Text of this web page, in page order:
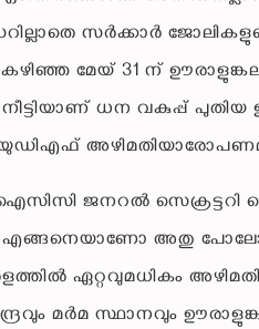
സർക്കാർ
മേയ് 31 ന്
ധന വകുപ്പ് പുതിയ
ജനറൽ
എങ്ങനെയാണോ അതു
ഏറ്റവുമധികം
മര്‍മ സ്ഥാനവും